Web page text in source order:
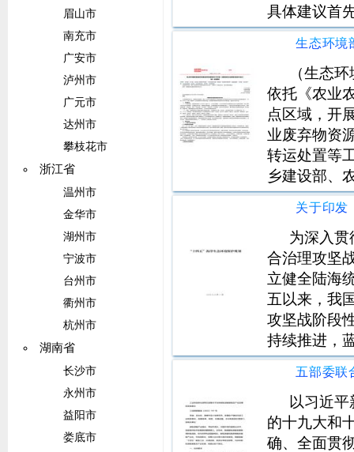
眉山市
南充市
广安市
泸州市
广元市
达州市
攀枝花市
浙江省
温州市
金华市
湖州市
宁波市
台州市
衢州市
杭州市
湖南省
长沙市
永州市
益阳市
娄底市
具体建议首
思想为指导
立法工作，
会一体遵循
（生态
依托《农业
点区域，开
业废弃物资
转运处置等
乡建设部、
（农业农村
警局等参与
污染物排放
为深入贯
合治理攻坚
立健全陆海
五以来，我
攻坚战阶段
持续推进，
施，海洋生
升。海洋生
监测、海洋
态
以习近
的十九大和
确、全面贯